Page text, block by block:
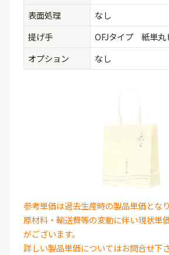
表面処理
なし
提げ手
OFJタイプ 紙単丸
オプション
なし
参考単価は過去生産時の製品単価となり
原材料・輸送費等の変動に伴い現状単
がございます。
詳しい製品単価についてはお問合せ下さ